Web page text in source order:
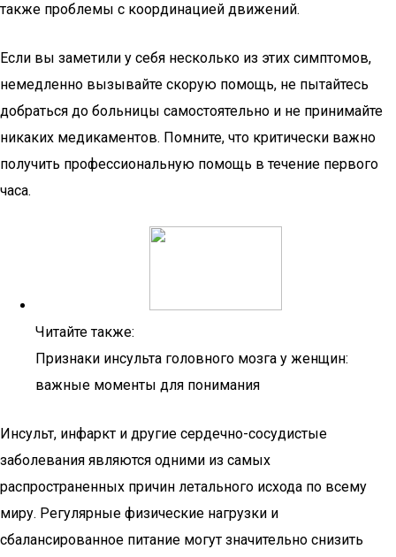
также проблемы с координацией движений.
Если вы заметили у себя несколько из этих симптомов,
немедленно вызывайте скорую помощь, не пытайтесь
добраться до больницы самостоятельно и не принимайте
никаких медикаментов. Помните, что критически важно
получить профессиональную помощь в течение первого
часа.
Читайте также:
Признаки инсульта головного мозга у женщин:
важные моменты для понимания
Инсульт, инфаркт и другие сердечно-сосудистые
заболевания являются одними из самых
распространенных причин летального исхода по всему
миру. Регулярные физические нагрузки и
сбалансированное питание могут значительно снизить